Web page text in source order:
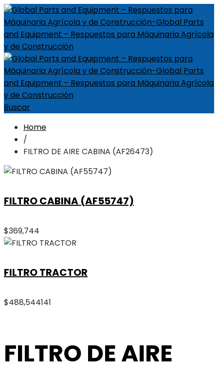
Buscar
Home
/
FILTRO DE AIRE CABINA (AF26473)
FILTRO CABINA (AF55747)
$369,744
FILTRO TRACTOR
$488,544141
FILTRO DE AIRE